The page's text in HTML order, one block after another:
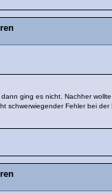
ging es nicht. Nachher
schwerwiegender Fehler bei